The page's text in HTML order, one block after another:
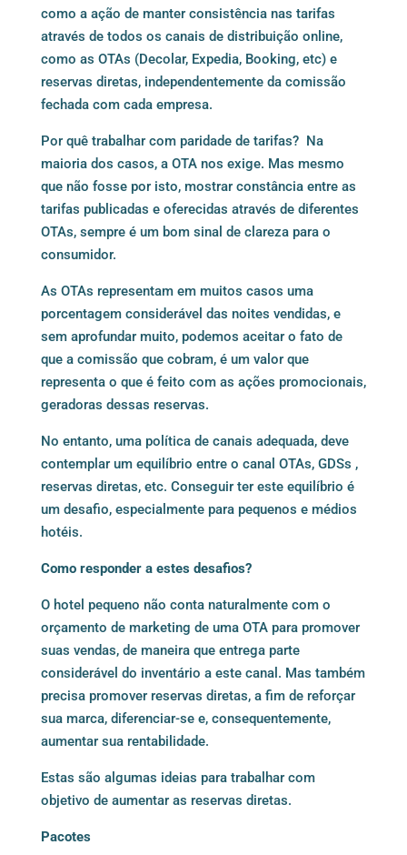
como a ação de manter consistência nas tarifas
através de todos os canais de distribuição online,
como as OTAs (Decolar, Expedia, Booking, etc) e
reservas diretas, independentemente da comissão
fechada com cada empresa.
Por quê trabalhar com paridade de tarifas? Na
maioria dos casos, a OTA nos exige. Mas mesmo
que não fosse por isto, mostrar constância entre as
tarifas publicadas e oferecidas através de diferentes
OTAs, sempre é um bom sinal de clareza para o
consumidor.
As OTAs representam em muitos casos uma
porcentagem considerável das noites vendidas, e
sem aprofundar muito, podemos aceitar o fato de
que a comissão que cobram, é um valor que
representa o que é feito com as ações promocionais,
geradoras dessas reservas.
No entanto, uma política de canais adequada, deve
contemplar um equilíbrio entre o canal OTAs, GDSs ,
reservas diretas, etc. Conseguir ter este equilíbrio é
um desafio, especialmente para pequenos e médios
hotéis.
Como responder a estes desafios?
O hotel pequeno não conta naturalmente com o
orçamento de marketing de uma OTA para promover
suas vendas, de maneira que entrega parte
considerável do inventário a este canal. Mas também
precisa promover reservas diretas, a fim de reforçar
sua marca, diferenciar-se e, consequentemente,
aumentar sua rentabilidade.
Estas são algumas ideias para trabalhar com
objetivo de aumentar as reservas diretas.
Pacotes